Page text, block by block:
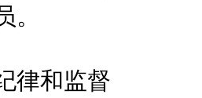
。
和监督